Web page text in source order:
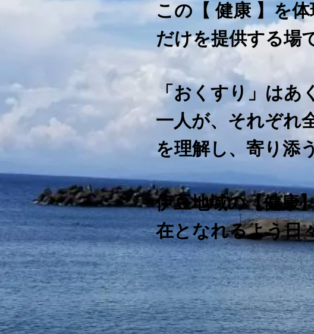
この【 健康 】を
だけを提供する場
「おくすり」はあ
一人が、それぞれ
を理解し、寄り添
伊豆地域の【健康
在となれるよう日